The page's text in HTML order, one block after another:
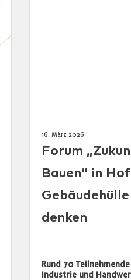
16. März 2026
Forum
Bauen“ in
denken
Rund 70
Industrie und